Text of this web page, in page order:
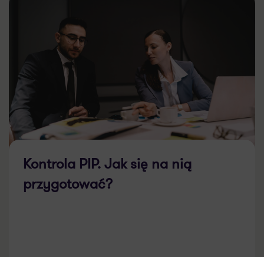
Kontrola PIP. Jak się na nią
przygotować?